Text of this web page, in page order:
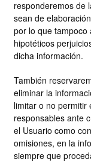
responderemos de
sean de
por lo que
hipotéticos
dicha información.
También
eliminar la
limitar o no permitir
responsables ante
el Usuario como
omisiones, en la
siempre que